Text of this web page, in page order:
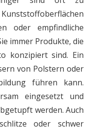
oder empfindliche
immer Produkte, die
konzipiert sind. Ein
von Polstern oder
führen kann.
eingesetzt und
werden. Auch
oder schwer